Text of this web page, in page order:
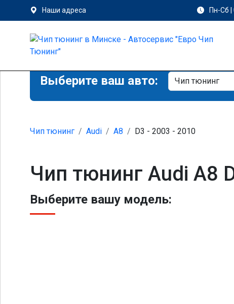
Наши адреса Пн-Сб |
Выберите ваш авто:
Чип тюнинг Audi A8 D3 - 2003 - 2010
Чип тюнинг Audi A8
Выберите вашу модель: